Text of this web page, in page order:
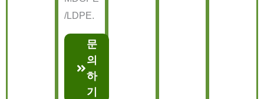
/LDPE.
문
의
하
기